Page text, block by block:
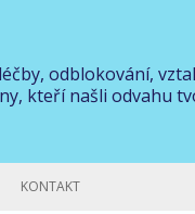
odblokování,
kteří našli odvahu
KONTAKT